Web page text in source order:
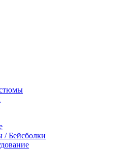
Бейсболки